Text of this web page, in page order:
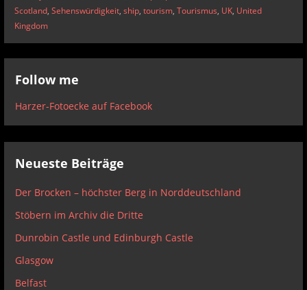
Scotland, Sehenswürdigkeit, ship, tourism, Tourismus, UK, United
Kingdom
Follow me
Harzer-Fotoecke auf Facebook
Neueste Beiträge
Der Brocken – höchster Berg in Norddeutschland
Stöbern im Archiv die Dritte
Dunrobin Castle und Edinburgh Castle
Glasgow
Belfast